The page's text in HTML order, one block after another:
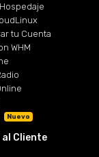
tu Cuenta
WHM
Nuevo
Cliente